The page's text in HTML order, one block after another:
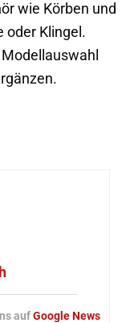
wie Körben und
oder Klingel.
aufGoogle News